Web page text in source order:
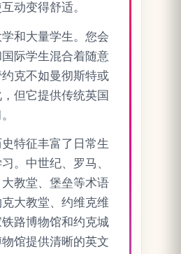
动变得舒适。
和大量学生。您会
际学生混合着随意
克不如曼彻斯特或
但它提供传统英国
特征丰富了日常生
。中世纪、罗马、
教堂、堡垒等术语
大教堂、约维克维
路博物馆和约克城
馆提供清晰的英文